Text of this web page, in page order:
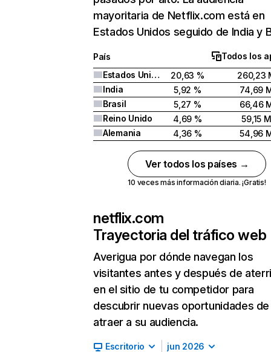
mayoritaria de Netflix.com está en
Estados Unidos seguido de India y
País
Todos los
Estados Unidos
20,63 %
260,23
India
5,92 %
74,69
Brasil
5,27 %
66,46
Reino Unido
4,69 %
59,15 M
Alemania
4,36 % 54,96
Ver todos los países →
10 veces más información diaria. ¡Gratis!
netflix.com
Trayectoria del tráfico web
Averigua por dónde navegan los
visitantes antes y después de
en el sitio de tu competidor para
descubrir nuevas oportunidades de
atraer a su audiencia.
Escritorio jun 2026